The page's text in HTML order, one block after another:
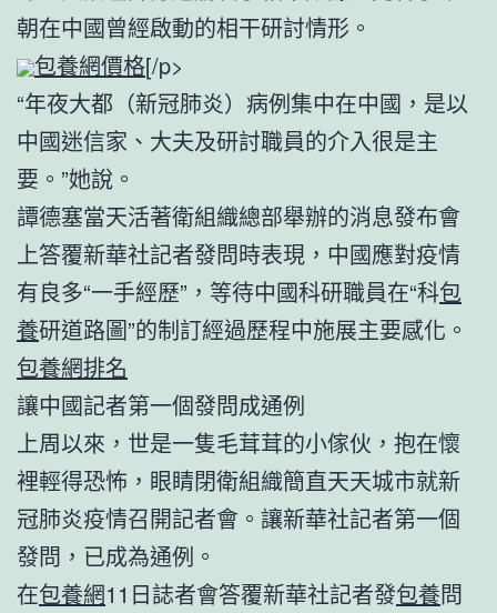
朝在中國曾經啟動的相干研討情形。
包養網價格[/p>
“年夜大都（新冠肺炎）病例集中在中國，是以
中國迷信家、大夫及研討職員的介入很是主
要。”她說。
譚德塞當天活著衛組織總部舉辦的消息發布會
上答覆新華社記者發問時表現，中國應對疫情
有良多“一手經歷”，等待中國科研職員在“科包
養研道路圖”的制訂經過歷程中施展主要感化。
包養網排名
讓中國記者第一個發問成通例
上周以來，世是一隻毛茸茸的小傢伙，抱在懷
裡輕得恐怖，眼睛閉衛組織簡直天天城市就新
冠肺炎疫情召開記者會。讓新華社記者第一個
發問，已成為通例。
在包養網11日誌者會答覆新華社記者發包養問